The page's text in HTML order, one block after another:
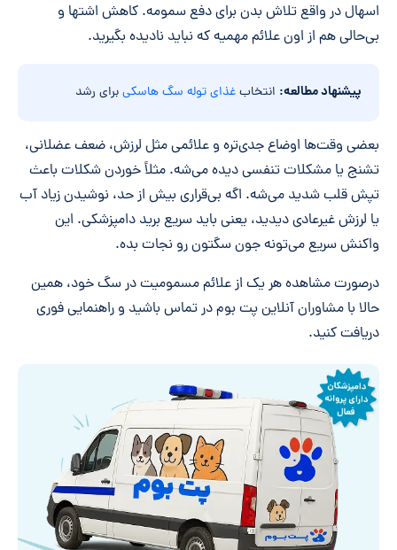
اسهال در واقع تلاش بدن برای دفع سمومه. کاهش اشتها و
بی‌حالی هم از اون علائم مهمیه که نباید نادیده بگیرید.
پیشنهاد مطالعه: انتخابغذای توله سگ هاسکیبرای رشد
بعضی وقت‌ها اوضاع جدی‌تره و علائمی مثل لرزش، ضعف عضلانی،
تشنج یا مشکلات تنفسی دیده می‌شه. مثلاً خوردن شکلات باعث
تپش قلب شدید می‌شه. اگه بی‌قراری بیش از حد، نوشیدن زیاد آب
یا لرزش غیرعادی دیدید، یعنی باید سریع برید دامپزشکی. این
واکنش سریع می‌تونه جون سگتون رو نجات بده.
درصورت مشاهده هر یک از علائم مسمومیت در سگ خود، همین
حالا با مشاوران آنلاین پت بوم در تماس باشید و راهنمایی فوری
دریافت کنید.